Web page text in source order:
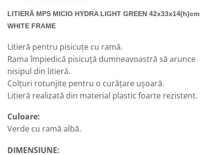
LITIERĂ MPS MICIO HYDRA LIGHT GREEN 42x33x14(h)cm
WHITE FRAME
Litieră pentru pisicuțe cu ramă.
Rama împiedică pisicuță dumneavoastră să arunce
nisipul din litieră.
Colțuri rotunjite pentru o curățare ușoară.
Litieră realizată din material plastic foarte rezistent.
Culoare:
Verde cu ramă albă.
DIMENSIUNE: